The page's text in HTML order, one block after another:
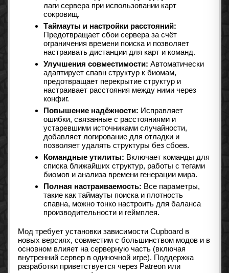
лаги сервера при использовании карт
сокровищ.
Таймауты и настройки расстояний:
Предотвращает сбои сервера за счёт
ограничения времени поиска и позволяет
настраивать дистанции для карт и команд.
Улучшения совместимости: Автоматически
адаптирует спавн структур к биомам,
предотвращает перекрытие структур и
настраивает расстояния между ними через
конфиг.
Повышение надёжности: Исправляет
ошибки, связанные с расстояниями и
устаревшими источниками случайности,
добавляет логирование для отладки и
позволяет удалять структуры без сбоев.
Командные утилиты: Включает команды для
списка ближайших структур, работы с тегами
биомов и анализа времени генерации мира.
Полная настраиваемость: Все параметры,
такие как таймауты поиска и плотность
спавна, можно тонко настроить для баланса
производительности и геймплея.
Мод требует установки зависимости Cupboard в
новых версиях, совместим с большинством модов и в
основном влияет на серверную часть (включая
внутренний сервер в одиночной игре). Поддержка
разработки приветствуется через Patreon или